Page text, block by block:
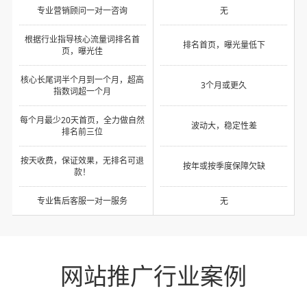
专业营销顾问一对一咨询
根据行业指导核心流量词排名首
页，曝光佳
核心长尾词半个月到一个月，超高
指数词超一个月
每个月最少20天首页，全力做自然
排名前三位
按天收费，保证效果，无排名可退
款！
专业售后客服一对一服务
无
排名首页，曝光量低下
3个月或更久
波动大，稳定性差
按年或按季度保障欠缺
无
网站推广行业案例